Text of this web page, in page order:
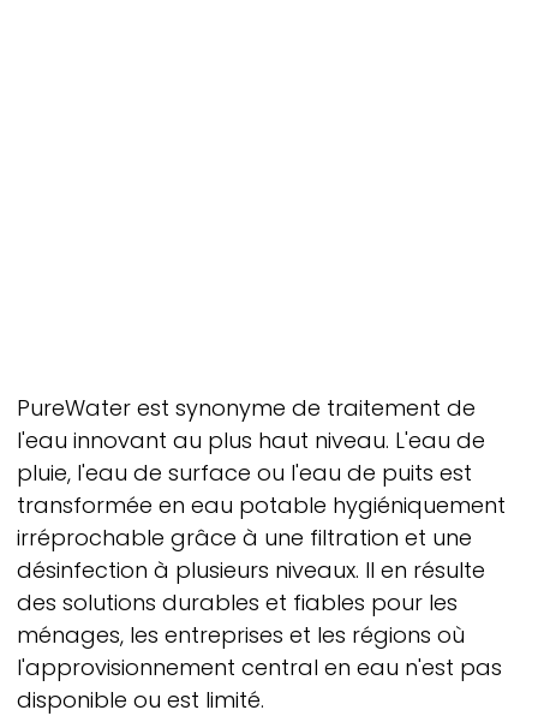
PureWater est synonyme de traitement de
l'eau innovant au plus haut niveau. L'eau de
pluie, l'eau de surface ou l'eau de puits est
transformée en eau potable hygiéniquement
irréprochable grâce à une filtration et une
désinfection à plusieurs niveaux. Il en résulte
des solutions durables et fiables pour les
ménages, les entreprises et les régions où
l'approvisionnement central en eau n'est pas
disponible ou est limité.